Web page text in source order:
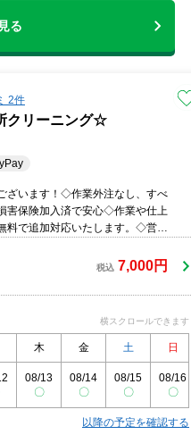
る
2件
クリーニング☆
ざいます！◇作業外注なし、すべ
害保険加入済で安心◇作業や仕上
料で追加対応いたします。◇営業
ださいまずはお気軽にご相談くだ
税込 7,000円
横スクロールできます
木 金 土 日
08/13
〇
08/14
〇
08/15
〇
08/16
〇
以降の予定を確認する